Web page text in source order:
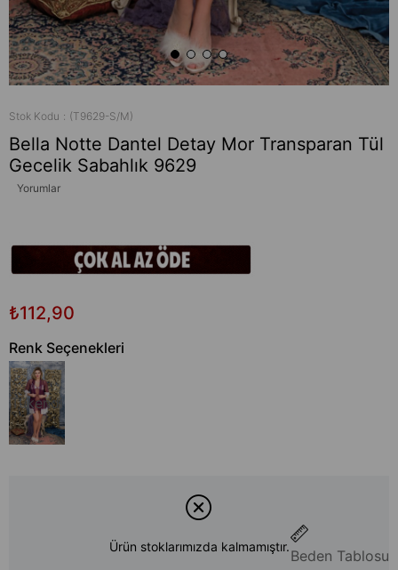
Stok Kodu (T9629-S/M)
Bella Notte Dantel Detay Mor Transparan Tül
Gecelik Sabahlık 9629
Yorumlar
₺112,90
Renk Seçenekleri
Tükendi
Beden Tablosu
Ürün stoklarımızda kalmamıştır.